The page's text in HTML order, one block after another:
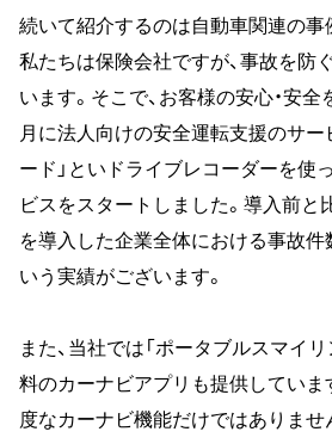
続いて紹介するのは自動車関連の事
私たちは保険会社ですが、事故を防
います。そこで、お客様の安心・安
月に法人向けの安全運転支援のサー
ード」といドライブレコーダーを使
ビスをスタートしました。導入前と
を導入した企業全体における事故
いう実績がございます。
また、当社では「ポータブルスマイ
料のカーナビアプリも提供していま
度なカーナビ機能だけではありませ